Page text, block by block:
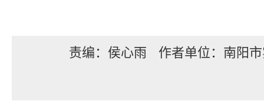
责编：侯心雨 作者单位：南阳